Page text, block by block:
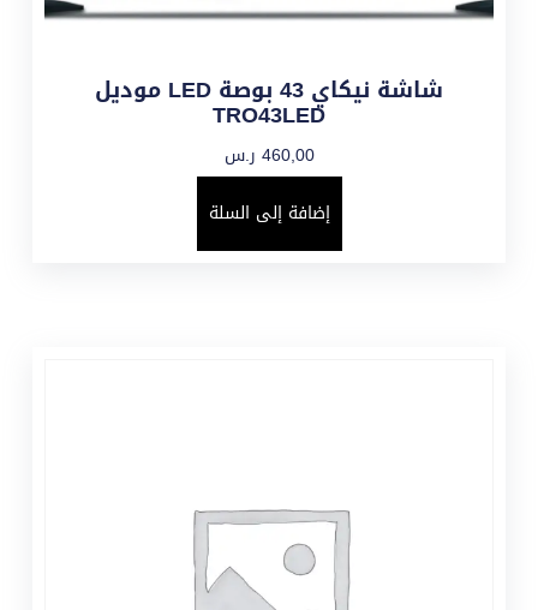
شاشة نيكاي 43 بوصة LED موديل
TRO43LED
460,00 ر.س
إضافة إلى السلة